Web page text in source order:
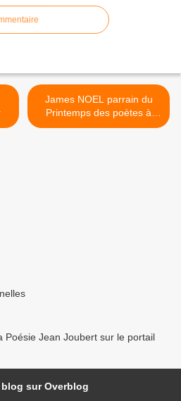
James NOEL parrain du
Printemps des poètes à
Montpellier >
Poésie Jean Joubert sur le portail
blog sur Overblog